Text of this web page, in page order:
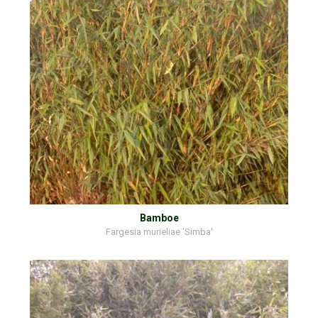
Bamboe
Fargesia murieliae 'Simba'